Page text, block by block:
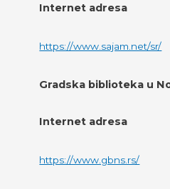
Internet adresa
https://www.sajam.net/sr/
Gradska biblioteka u
Internet adresa
https://www.gbns.rs/